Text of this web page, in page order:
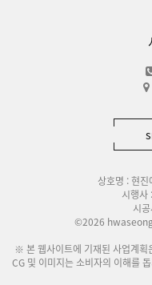
상호명 : 현진
시행사
시
©2026
※ 본 웹사이트에 기재된 사업계획
CG 및 이미지는 소비자의 이해를